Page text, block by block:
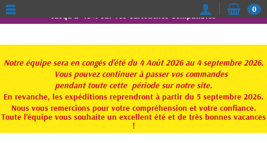
Jusqu'à -15% sur vos Cartouches Compatibles
Notre équipe sera en congés d'été du 4 Août 2026 au 4 septembre 2026.
Vous pouvez continuer à passer vos commandes
pendant toute cette période sur notre site.
En revanche, les expéditions reprendront à partir du 5 septembre 2026.
Nous vous remercions pour votre compréhension et votre confiance.
Toute l'équipe vous souhaite un excellent été et de très bonnes vacances
!
0